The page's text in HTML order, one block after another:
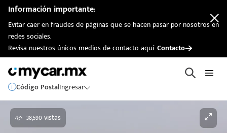
Información importante:
Evitar caer en fraudes de páginas que se hacen pasar por nosotros en
redes sociales.
Revisa nuestros únicos medios de contacto aquí:Contacto
Código PostalIngresar
38,590 vistas